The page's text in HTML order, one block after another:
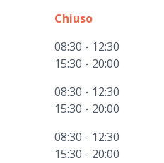
Chiuso
08:30 - 12:30
15:30 - 20:00
08:30 - 12:30
15:30 - 20:00
08:30 - 12:30
15:30 - 20:00